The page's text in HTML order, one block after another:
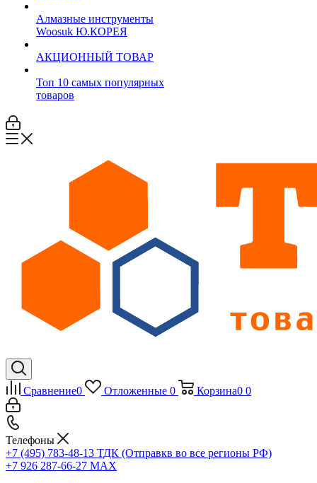
Алмазные инструменты
Woosuk Ю.КОРЕЯ
АКЦИОННЫЙ ТОВАР
Топ 10 самых популярных
товаров
Сравнение0 Отложенные 0 Корзина0 0
Телефоны
+7 (495) 783-48-13 ТДК (Отправкв во все регионы РФ)
+7 926 287-66-27 МАХ